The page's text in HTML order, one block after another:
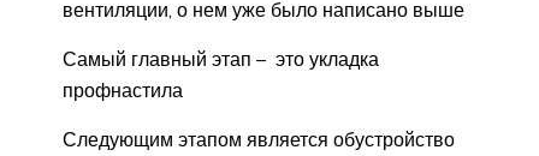
вентиляции, о нем уже было написано выше
Самый главный этап – это укладка
профнастила
Следующим этапом является обустройство